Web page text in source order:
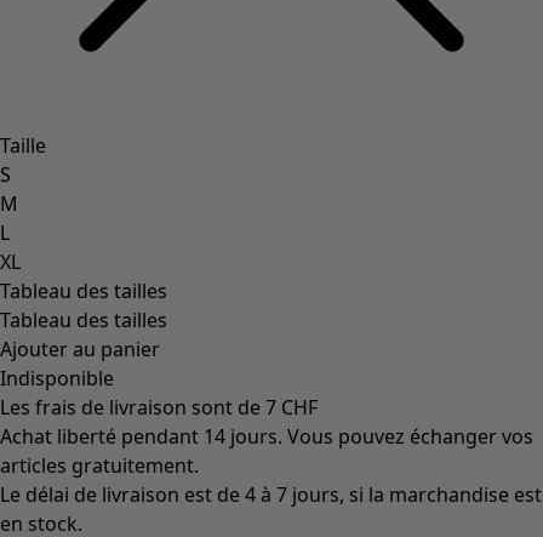
Taille
S
M
L
XL
Tableau des tailles
Tableau des tailles
Ajouter au panier
Indisponible
Les frais de livraison sont de 7 CHF
Achat liberté pendant 14 jours. Vous pouvez échanger vos
articles gratuitement.
Le délai de livraison est de 4 à 7 jours, si la marchandise est
en stock.